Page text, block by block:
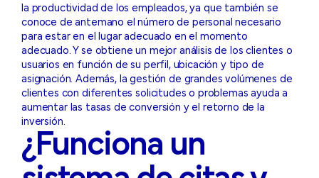
la productividad de los empleados, ya que también se
conoce de antemano el número de personal necesario
para estar en el lugar adecuado en el momento
adecuado. Y se obtiene un mejor análisis de los clientes o
usuarios en función de su perfil, ubicación y tipo de
asignación. Además, la gestión de grandes volúmenes de
clientes con diferentes solicitudes o problemas ayuda a
aumentar las tasas de conversión y el retorno de la
inversión.
¿Funciona un